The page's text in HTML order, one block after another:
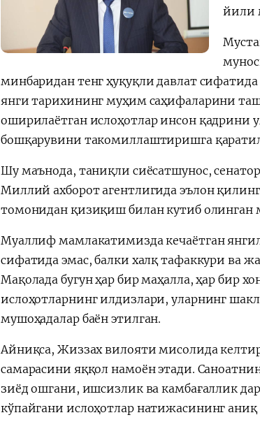
йили
минбаридан тенг ҳуқуқли давлат
янги тарихининг муҳим саҳифаларини
оширилаётган ислоҳотлар инсон қадрини
бошқарувини такомиллаштиришга
Шу маънода, таниқли сиёсатшунос,
Миллий ахборот агентлигида эълон
томонидан қизиқиш билан кутиб
Муаллиф мамлакатимизда кечаётган
сифатида эмас, балки халқ тафаккури ва
Мақолада бугун ҳар бир маҳалла, ҳар бир
ислоҳотларнинг илдизлари, уларнинг
мушоҳадалар баён этилган.
Айниқса, Жиззах вилояти мисолида
самарасини яққол намоён этади.
зиёд ошгани, ишсизлик ва камбағаллик
кўпайгани ислоҳотлар натижасининг аниқ